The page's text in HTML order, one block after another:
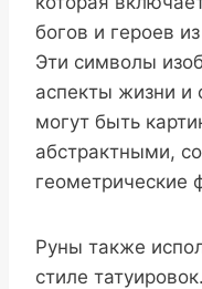
богов и героев
Эти символы
аспекты жизни и
могут быть
абстрактными,
геометрические
Руны также
стиле